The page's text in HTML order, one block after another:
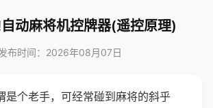
动麻将机控牌器(遥控原理)
布时间：2026年08月07日
是个老手，可经常碰到麻将的斜乎